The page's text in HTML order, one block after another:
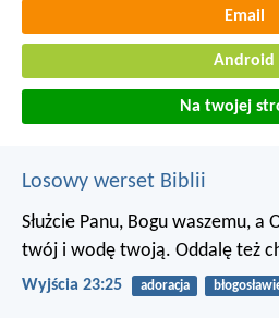
Email
Android
Na twojej
Losowy werset Biblii
Służcie Panu, Bogu waszemu, a
twój i wodę twoją. Oddalę też
Wyjścia 23:25 adoracja